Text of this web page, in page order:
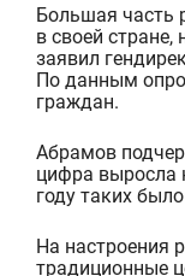
Большая часть россиян хочет не только сама жить
в своей стране,
заявил
По данным
граждан.
Абрамов
цифра выросла
году таких
На настроения
традиционные